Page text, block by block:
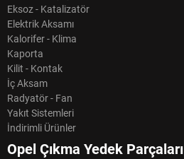
Eksoz - Katalizatör
Elektrik Aksamı
Kalorifer - Klima
Kaporta
Kilit - Kontak
İç Aksam
Radyatör - Fan
Yakıt Sistemleri
İndirimli Ürünler
Opel Çıkma Yedek Parçaları